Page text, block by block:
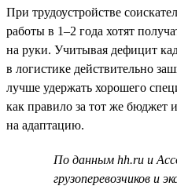
При трудоустройстве
работы в 1–2 года хотят
на руки. Учитывая дефицит
в логистике действительно
лучше удержать хорошего
как правило за тот же бюджет
на адаптацию.
По данным hh.ru и
грузоперевозчиков и